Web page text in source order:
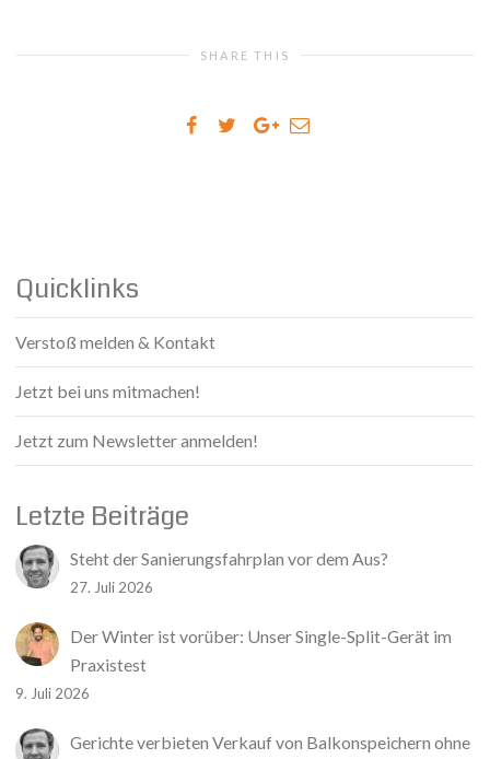
SHARE THIS
Quicklinks
Verstoß melden & Kontakt
Jetzt bei uns mitmachen!
Jetzt zum Newsletter anmelden!
Letzte Beiträge
Steht der Sanierungsfahrplan vor dem Aus?
27. Juli 2026
Der Winter ist vorüber: Unser Single-Split-Gerät im
Praxistest
9. Juli 2026
Gerichte verbieten Verkauf von Balkonspeichern ohne